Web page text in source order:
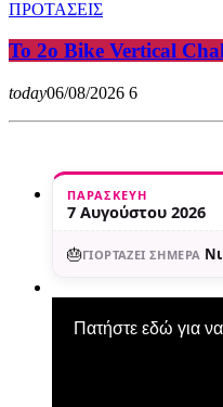
ΠΡΟΤΑΣΕΙΣ
Το 2ο Bike Vertical
today06/08/2026 6
ΠΑΡΑΣΚΕΥΉ
7 Αυγούστου 2026
🎂ΓΙΟΡΤΆΖΕΙ ΣΉΜΕΡΑ
Πατήστε εδώ για